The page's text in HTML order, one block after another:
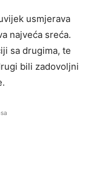
usmjerava
najveća sreća.
sa drugima, te
bili zadovoljni